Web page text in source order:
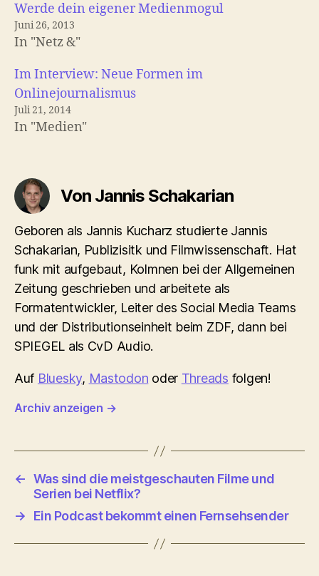
Werde dein eigener Medienmogul
Juni 26, 2013
In "Netz &"
Im Interview: Neue Formen im
Onlinejournalismus
Juli 21, 2014
In "Medien"
Von Jannis Schakarian
Geboren als Jannis Kucharz studierte Jannis
Schakarian, Publizisitk und Filmwissenschaft. Hat
funk mit aufgebaut, Kolmnen bei der Allgemeinen
Zeitung geschrieben und arbeitete als
Formatentwickler, Leiter des Social Media Teams
und der Distributionseinheit beim ZDF, dann bei
SPIEGEL als CvD Audio.
Auf Bluesky, Mastodon oder Threads folgen!
Archiv anzeigen →
← Was sind die meistgeschauten Filme und
Serien bei Netflix?
→
Ein Podcast bekommt einen Fernsehsender